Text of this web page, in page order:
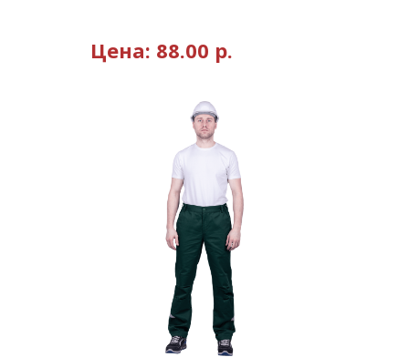
Цена: 88.00 р.